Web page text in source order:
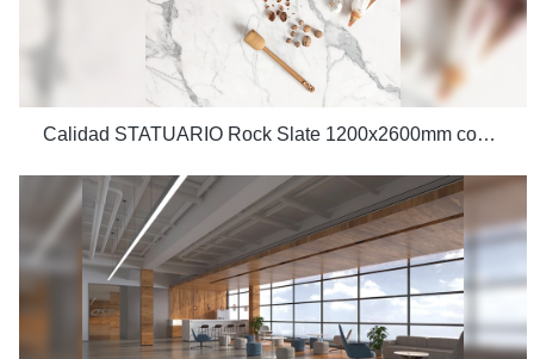
Calidad STATUARIO Rock Slate 1200x2600mm con blancura 75 grados baldosas con aspecto de mármol Fabricante